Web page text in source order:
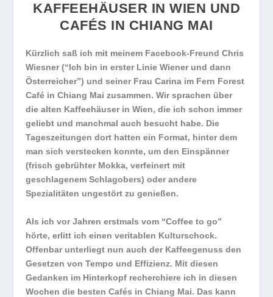
KAFFEEHÄUSER IN WIEN UND
CAFÉS IN CHIANG MAI
Kürzlich saß ich mit meinem Facebook-Freund Chris
Wiesner (“Ich bin in erster Linie Wiener und dann
Österreicher”) und seiner Frau Carina im Fern Forest
Café in Chiang Mai zusammen. Wir sprachen über
die alten Kaffeehäuser in Wien, die ich schon immer
geliebt und manchmal auch besucht habe. Die
Tageszeitungen dort hatten ein Format, hinter dem
man sich verstecken konnte, um den Einspänner
(frisch gebrühter Mokka, verfeinert mit
geschlagenem Schlagobers) oder andere
Spezialitäten ungestörtzu genießen.
Als ich vor Jahren erstmals vom “Coffee to go”
hörte, erlitt ich einen veritablen Kulturschock.
Offenbar unterliegt nun auch der Kaffeegenuss den
Gesetzen von Tempo und Effizienz. Mit diesen
Gedanken im Hinterkopf recherchiere ich in diesen
Wochen die besten Cafés in Chiang Mai. Das kann